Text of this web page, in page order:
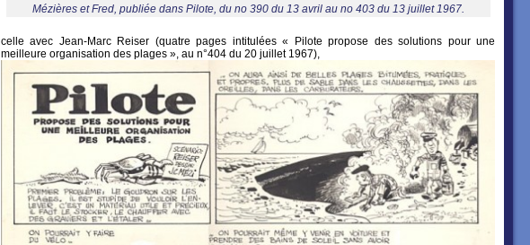
Mézières et Fred, publiée dans Pilote, du no 390 du 13 avril au no 403 du 13 juillet 1967.
celle avec Jean-Marc Reiser (quatre pages intitulées « Pilote propose des solutions pour une
meilleure organisation des plages », au n°404 du 20 juillet 1967),